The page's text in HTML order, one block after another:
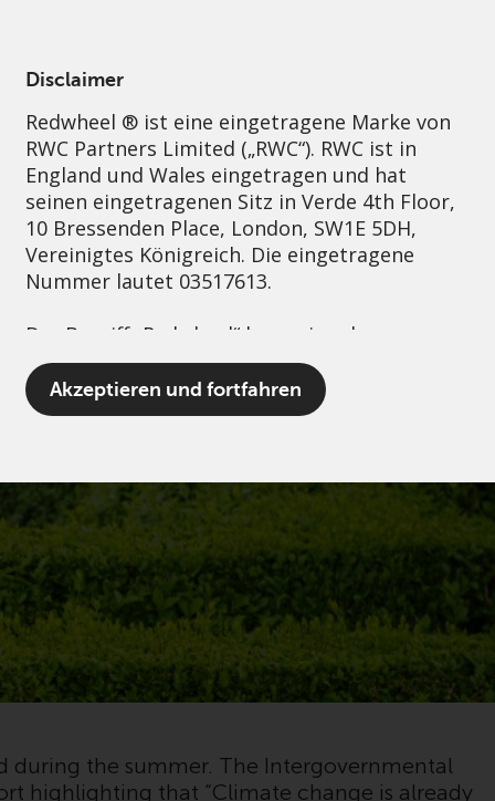
Disclaimer
Redwheel ® ist eine eingetragene Marke von
RWC Partners Limited („RWC“). RWC ist in
England und Wales eingetragen und hat
seinen eingetragenen Sitz in Verde 4th Floor,
10 Bressenden Place, London, SW1E 5DH,
Vereinigtes Königreich. Die eingetragene
Nummer lautet 03517613.
Der Begriff „Redwheel“ kann ein oder
mehrere Unternehmen der Marke Redwheel
umfassen, einschließlich RWC und RWC Asset
Management LLP, die jeweils von der
den US Securities and Exchange Commission
zugelassen und reguliert werden Exchange
Commission („SEC“); RWC Asset Advisors (US)
LLC, das bei der SEC registriert ist; RWC
Singapore (Pte) Limited, die von der
Monetary Authority of Singapore als
lizenzierte Fondsverwaltungsgesellschaft
lizenziert ist; Redwheel Australia Pty Ltd ist
ein australischer
Australian Securities and Investment
Commission; und Redwheel Europe
Akzeptieren und fortfahren
Nachhaltigkeit Governance Kontakt
during the summer. The Intergovernmental
highlighting that “Climate change is already